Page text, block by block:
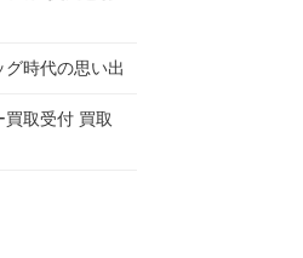
時代の思い出
買取受付 買取